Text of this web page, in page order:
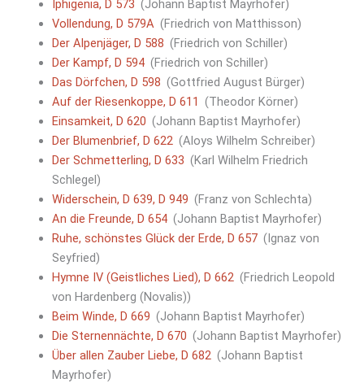
Iphigenia, D 573 (Johann Baptist Mayrhofer)
Vollendung, D 579A(Friedrich von Matthisson)
Der Alpenjäger, D 588 (Friedrich von Schiller)
Der Kampf, D 594(Friedrich von Schiller)
Das Dörfchen, D 598 (Gottfried August Bürger)
Auf der Riesenkoppe, D 611 (Theodor Körner)
Einsamkeit, D 620 (Johann Baptist Mayrhofer)
Der Blumenbrief, D 622(Aloys Wilhelm Schreiber)
Der Schmetterling, D 633 (Karl Wilhelm Friedrich
Schlegel)
Widerschein, D 639, D 949 (Franz von Schlechta)
An die Freunde, D 654(Johann Baptist Mayrhofer)
Ruhe, schönstes Glück der Erde, D 657(Ignaz von
Seyfried)
Hymne IV (Geistliches Lied), D 662(Friedrich Leopold
von Hardenberg (Novalis))
Beim Winde, D 669 (Johann Baptist Mayrhofer)
Die Sternennächte, D 670 (Johann Baptist Mayrhofer)
Über allen Zauber Liebe, D 682(Johann Baptist
Mayrhofer)